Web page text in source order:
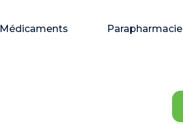
Médicaments Parapharmacie